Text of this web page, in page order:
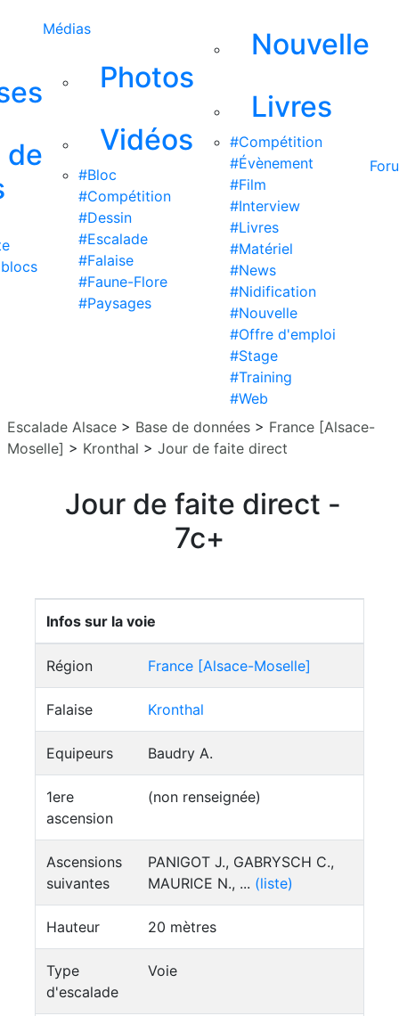
de
Médias
Photos
Vidéos
#Bloc
#Compétition
#Dessin
#Escalade
#Falaise
#Faune-Flore
#Paysages
Nouvelle
Livres
#Compétition
#Évènement
#Film
#Interview
#Livres
#Matériel
#News
#Nidification
#Nouvelle
#Offre d'emploi
#Stage
#Training
#Web
Escalade Alsace > Base de données > France [Alsace-
Moselle] > Kronthal > Jour de faite direct
Jour de faite direct -
7c+
Infos sur la voie
Région France [Alsace-Moselle]
Falaise Kronthal
Equipeurs Baudry A.
1ere
ascension
(non renseignée)
Ascensions
suivantes
PANIGOT J., GABRYSCH C.,
MAURICE N., ... (liste)
Hauteur 20 mètres
Type
d'escalade
Voie